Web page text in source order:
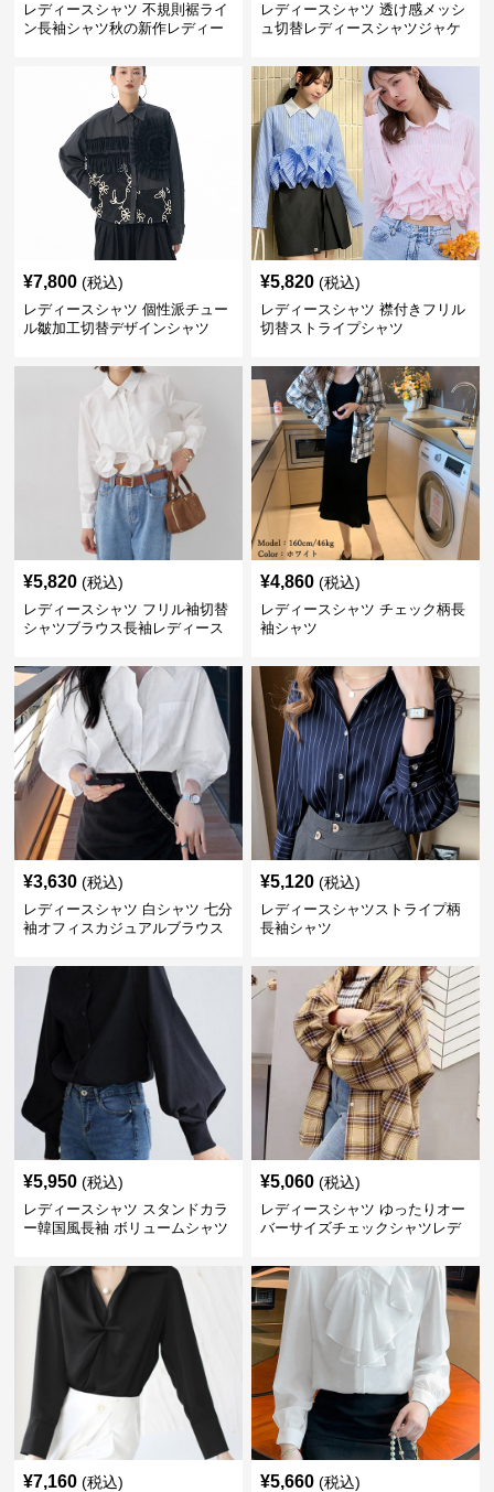
レディースシャツ 不規則裾ライ
ン長袖シャツ秋の新作レディー
レディースシャツ 透け感メッシ
ュ切替レディースシャツジャケ
¥7,800 (税込)
レディースシャツ 個性派チュー
ル皺加工切替デザインシャツ
¥5,820 (税込)
レディースシャツ 襟付きフリル
切替ストライプシャツ
¥5,820 (税込)
レディースシャツ フリル袖切替
シャツブラウス長袖レディース
¥4,860 (税込)
レディースシャツ チェック柄長
袖シャツ
¥3,630 (税込)
レディースシャツ 白シャツ 七分
袖オフィスカジュアルブラウス
¥5,120 (税込)
レディースシャツストライプ柄
長袖シャツ
¥5,950 (税込)
レディースシャツ スタンドカラ
ー韓国風長袖 ボリュームシャツ
¥5,060 (税込)
レディースシャツ ゆったりオー
バーサイズチェックシャツレデ
¥7,160 (税込) ¥5,660 (税込)